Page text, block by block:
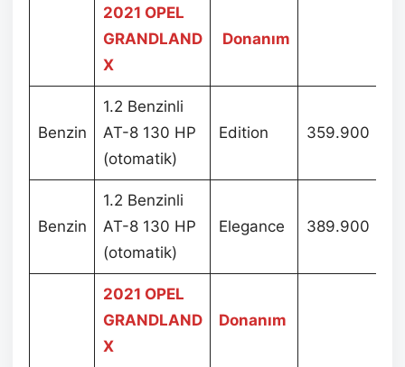
2021 OPEL
GRANDLAND
X
Donanım
Benzin
1.2 Benzinli
AT-8 130 HP
(otomatik)
Edition 359.900
Benzin
1.2 Benzinli
AT-8 130 HP
(otomatik)
Elegance 389.900
2021 OPEL
GRANDLAND
X
Donanım